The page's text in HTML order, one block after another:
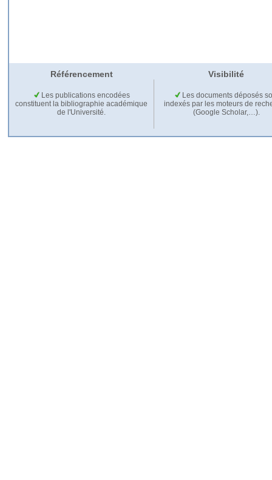
Référencement Visibilité
Les publications encodées
constituent la bibliographie académique
de l'Université.
Les documents déposés
indexés par les moteurs de
(Google Scholar,…).